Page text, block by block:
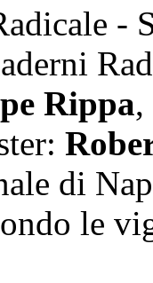
-
Rippa,
di
le